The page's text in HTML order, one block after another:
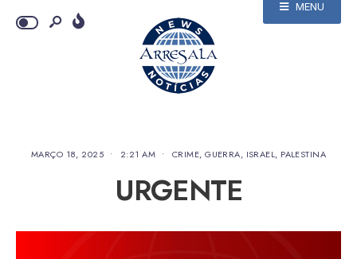
MENU
MARÇO 18, 2025 • 2:21 AM • CRIME,GUERRA, ISRAEL, PALESTINA
URGENTE